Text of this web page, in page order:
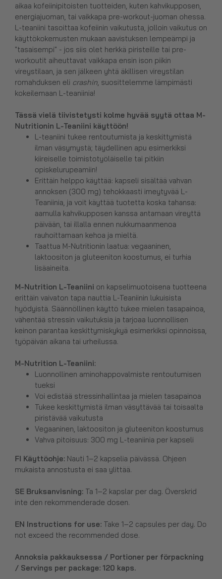
aikaa kofeiinipitoisten tuotteiden, kuten kahvikupposen,
energiajuoman, tai vaikkapa pre-workout-juoman ohessa.
L-teaniini tasoittaa kofeiinin vaikutusta, jolloin vaikutus on
käyttökokemusten mukaan aavistuksen lempeämpi ja
"tasaisempi" - jos siis olet herkkä piristeille tai pre-
workoutit aiheuttavat vaikkapa ensin ison piikin
vireystilaan, ja sen jälkeen yhtä äkillisen vireystilan
romahduksen eli crashin , suosittelemme lämpimästi
kokeilemaan L-teaniinia!
Tässä vielä tiivistetysti kolme hyvää syytä ottaa M-
Nutritionin L-Teaniini käyttöön!
L-teaniini tukee rentoutumista ja keskittymistä
ilman väsymystä; täydellinen apu esimerkiksi
kiireiselle toimistotyöläiselle tai pitkiin
opiskelurupeamiin!
Erittäin helppo käyttää: kapseli sisältää vahvan
annoksen (300 mg) tehokkaasti imeytyvää L-
Teaniinia, ja voit käyttää tuotetta koska tahansa:
aamulla kahvikupposen kanssa antamaan vireyttä
päivään, tai illalla ennen nukkumaanmenoa
rauhoittamaan kehoa ja mieltä.
Taattua M-Nutritionin laatua: vegaaninen,
laktoositon ja gluteeniton koostumus, ei turhia
lisäaineita.
M-Nutrition L-Teaniini on kapselimuotoisena tuotteena
erittäin vaivaton tapa nauttia L-Teaniinin lukuisista
hyödyistä. Säännöllinen käyttö tukee mielen tasapainoa,
vähentää stressin vaikutuksia ja tarjoaa luonnollisen
keinon parantaa keskittymiskykyä esimerkiksi opinnoissa,
työpäivän aikana tai urheilussa.
M-Nutrition L-Teaniini:
Luonnollinen aminohappovalmiste rentoutumisen
tueksi
Voi edistää stressinhallintaa ja mielen tasapainoa
Tukee keskittymistä ilman väsyttävää tai toisaalta
piristävää vaikutusta
Vegaaninen, laktoositon ja gluteeniton koostumus
Vahva pitoisuus: 300 mg L-teaniinia per kapseli
FI Käyttöohje: Nauti 1–2 kapselia päivässä. Ohjeen
mukaista annostusta ei saa ylittää.
SE Bruksanvisning: Ta 1–2 kapslar per dag. Överskrid
inte den rekommenderade dosen.
EN Instructions for use: Take 1–2 capsules per day. Do
not exceed the recommended dose.
Annoksia pakkauksessa / Portioner per förpackning
/ Servings per package: 120 kaps.